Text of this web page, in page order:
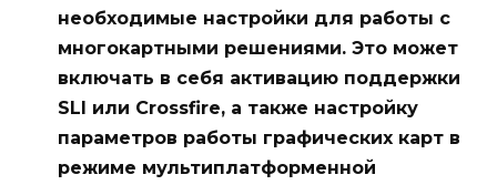
необходимые настройки для работы с
многокартными решениями. Это может
включать в себя активацию поддержки
SLI или Crossfire, а также настройку
параметров работы графических карт в
режиме мультиплатформенной